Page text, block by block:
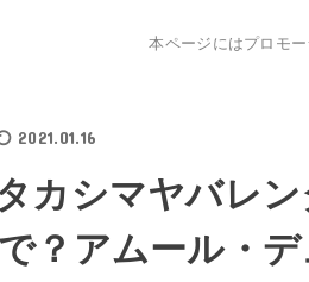
本ページにはプロモ
2021.01.16
カシマヤバレ
？アムール・